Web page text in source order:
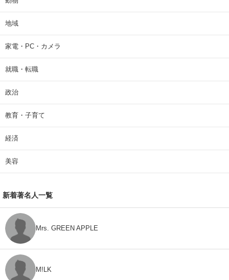
地域
家電・PC・カメラ
就職・転職
政治
教育・子育て
経済
美容
新着著名人一覧
Mrs. GREEN APPLE
M!LK